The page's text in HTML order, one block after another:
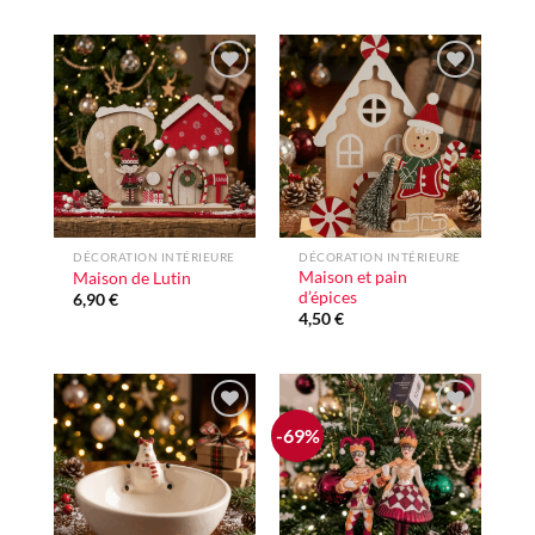
Ajouter
à la liste
d'envie
DÉCORATION INTÉRIEURE
Maison de Lutin
6,90€
Ajouter
à la liste
d'envie
DÉCORATION INTÉRIEURE
Maison et pain
d’épices
4,50€
Ajouter
à la liste
d'envie
-69%
Ajouter
à la liste
d'envie